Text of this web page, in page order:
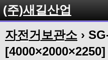
(주)새길산업
자전거보관소 ›
[4000×2000×2250]